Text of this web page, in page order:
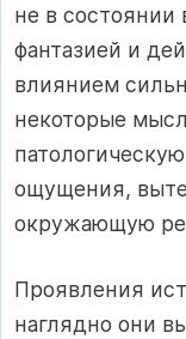
не в
фантазией и
влиянием
некоторые
ощущения,
окружающую
Проявления
наглядно они